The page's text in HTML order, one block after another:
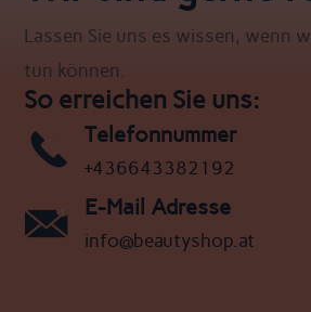
Lassen Sie uns es wissen, wenn
tun können.
So erreichen Sie uns:
Telefonnummer
+436643382192
E-Mail Adresse
info@beautyshop.at